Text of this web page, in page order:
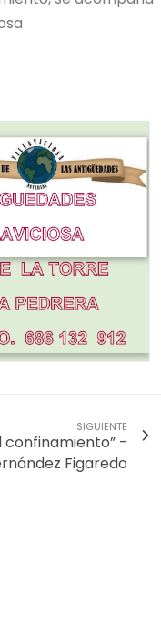
SIGUIENTE
confinamiento” -
Figaredo